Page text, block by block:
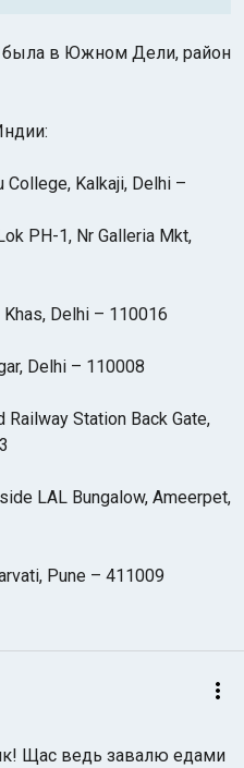
была в Южном Дели, район
College, Kalkaji, Delhi –
PH-1, Nr Galleria Mkt,
Khas, Delhi – 110016
Delhi – 110008
Station Back Gate,
LAL Bungalow, Ameerpet,
Pune – 411009
Щас ведь завалю едами